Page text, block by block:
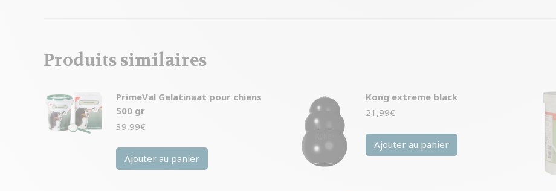
Produits similaires
PrimeVal Gelatinaat pour chiens
500 gr
39,99€
Ajouter au panier
Kong extreme black
21,99€
Ajouter au panier